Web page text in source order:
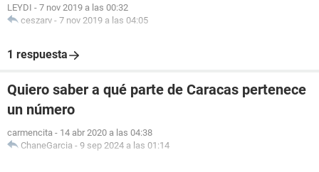
LEYDI - 7 nov 2019 a las 00:32
ceszarv - 7 nov 2019 a las 04:05
1 respuesta
Quiero saber a qué parte de Caracas pertenece
un número
carmencita - 14 abr 2020 a las 04:38
ChaneGarcia - 9 sep 2024 a las 01:14